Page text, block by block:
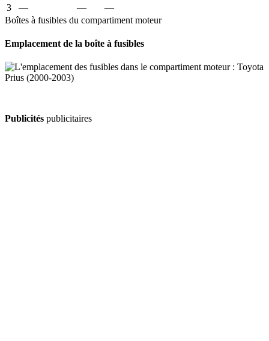
3
— —
—
Boîtes à fusibles du compartiment moteur
Emplacement de la boîte à fusibles
Publicités publicitaires